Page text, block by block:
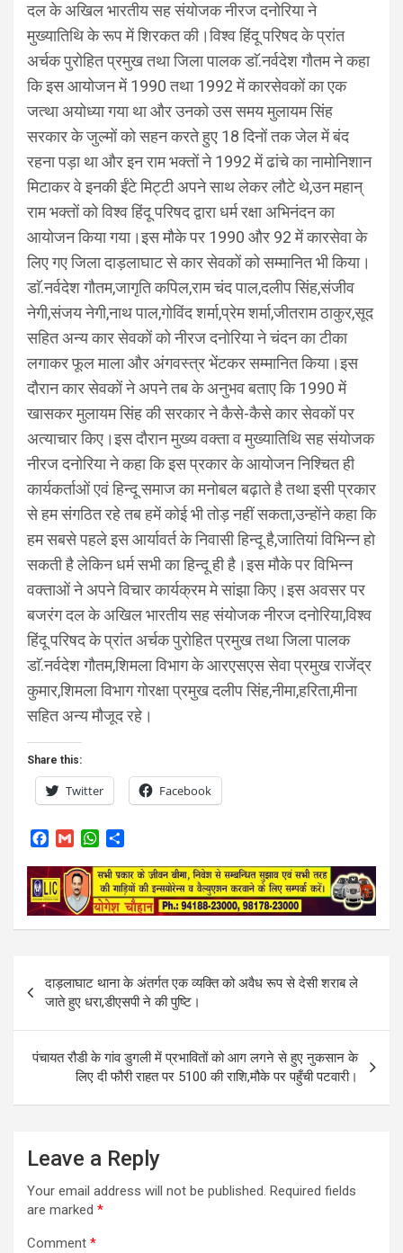
दल के अखिल भारतीय सह संयोजक नीरज दनोरिया ने
मुख्यातिथि के रूप में शिरकत की।विश्व हिंदू परिषद के प्रांत
अर्चक पुरोहित प्रमुख तथा जिला पालक डाॅ.नर्वदेश गौतम ने कहा
कि इस आयोजन में 1990 तथा 1992 में कारसेवकों का एक
जत्था अयोध्या गया था और उनको उस समय मुलायम सिंह
सरकार के जुल्मों को सहन करते हुए 18 दिनों तक जेल में बंद
रहना पड़ा था और इन राम भक्तों ने 1992 में ढांचे का नामोनिशान
मिटाकर वे इनकी ईंटे मिट्टी अपने साथ लेकर लौटे थे,उन महान्
राम भक्तों को विश्व हिंदू परिषद द्वारा धर्म रक्षा अभिनंदन का
आयोजन किया गया।इस मौके पर 1990 और 92 में कारसेवा के
लिए गए जिला दाड़लाघाट से कार सेवकों को सम्मानित भी किया।
डाॅ.नर्वदेश गौतम,जागृति कपिल,राम चंद पाल,दलीप सिंह,संजीव
नेगी,संजय नेगी,नाथ पाल,गोविंद शर्मा,प्रेम शर्मा,जीतराम ठाकुर,सूद
सहित अन्य कार सेवकों को नीरज दनोरिया ने चंदन का टीका
लगाकर फूल माला और अंगवस्त्र भेंटकर सम्मानित किया।इस
दौरान कार सेवकों ने अपने तब के अनुभव बताए कि 1990 में
खासकर मुलायम सिंह की सरकार ने कैसे-कैसे कार सेवकों पर
अत्याचार किए।इस दौरान मुख्य वक्ता व मुख्यातिथि सह संयोजक
नीरज दनोरिया ने कहा कि इस प्रकार के आयोजन निश्चित ही
कार्यकर्ताओं एवं हिन्दू समाज का मनोबल बढ़ाते है तथा इसी प्रकार
से हम संगठित रहे तब हमें कोई भी तोड़ नहीं सकता,उन्होंने कहा कि
हम सबसे पहले इस आर्यावर्त के निवासी हिन्दू है,जातियां विभिन्न हो
सकती है लेकिन धर्म सभी का हिन्दू ही है।इस मौके पर विभिन्न
वक्ताओं ने अपने विचार कार्यक्रम मे सांझा किए।इस अवसर पर
बजरंग दल के अखिल भारतीय सह संयोजक नीरज दनोरिया,विश्व
हिंदू परिषद के प्रांत अर्चक पुरोहित प्रमुख तथा जिला पालक
डाॅ.नर्वदेश गौतम,शिमला विभाग के आरएसएस सेवा प्रमुख राजेंद्र
कुमार,शिमला विभाग गोरक्षा प्रमुख दलीप सिंह,नीमा,हरिता,मीना
सहित अन्य मौजूद रहे।
Share this:
Twitter Facebook
c
e
b
o
a
i
l
W
a
t
s
A
a
r
e
navigation
दाड़लाघाट थाना के अंतर्गत एक व्यक्ति को अवैध रूप से देसी शराब ले
जाते हुए धरा,डीएसपी ने की पुष्टि।
पंचायत रौडी के गांव डुगली में प्रभावितों को आग लगने से हुए नुकसान के
लिए दी फौरी राहत पर 5100 की राशि,मौके पर पहुँची पटवारी।
Leave a Reply
Your email address will not be published. Required fields
are marked *
Comment *